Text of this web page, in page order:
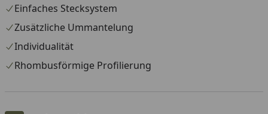
Einfaches Stecksystem
Zusätzliche Ummantelung
Individualität
Rhombusförmige Profilierung